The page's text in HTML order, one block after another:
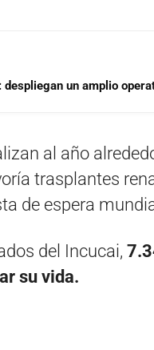
un amplio
al año
trasplantes
de espera
del Incucai,
su vida.